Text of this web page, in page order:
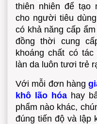
thiên nhiên để tạo
cho người tiêu
có khả năng cấp
đồng thời cung
khoáng chất có
làn da luôn tươi trẻ
Với mỗi đơn hàng
khô lão hóa hay
phẩm nào khác,
đúng tiến độ và lập